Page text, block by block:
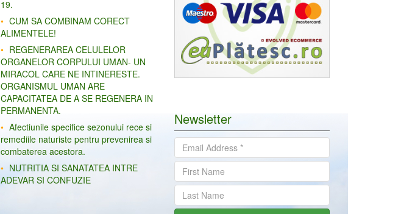
19.
CUM SA COMBINAM CORECT
ALIMENTELE!
REGENERAREA CELULELOR
ORGANELOR CORPULUI UMAN- UN
MIRACOL CARE NE INTINERESTE.
ORGANISMUL UMAN ARE
CAPACITATEA DE A SE REGENERA IN
PERMANENTA.
Afectiunile specifice sezonului rece si
remediile naturiste pentru prevenirea si
combaterea acestora.
NUTRITIA SI SANATATEA INTRE
ADEVAR SI CONFUZIE
Newsletter